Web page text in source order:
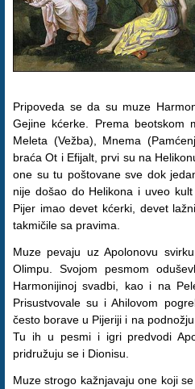
Pripoveda se da su muze
Gejine kćerke. Prema beotskom
Meleta (Vežba), Mnema
braća Ot i Efijalt, prvi su na
one su tu poštovane sve dok
nije došao do Helikona i uveo
Pijer imao devet kćerki, devet
takmičile sa pravima.
Muze pevaju uz Apolonovu
Olimpu. Svojom pesmom
Harmonijinoj svadbi, kao i na
Prisustvovale su i Ahilovom
često borave u Pijeriji i na
Tu ih u pesmi i igri predvodi
pridružuju se i Dionisu.
Muze strogo kažnjavaju one koji